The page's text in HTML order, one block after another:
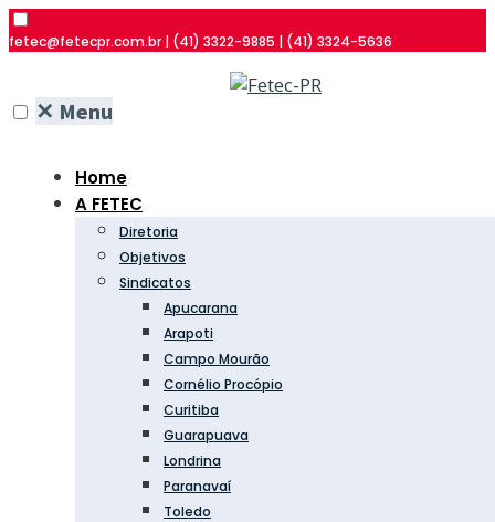
fetec@fetecpr.com.br | (41) 3322-9885 | (41) 3324-5636
✕ Menu
Home
A FETEC
Diretoria
Objetivos
Sindicatos
Apucarana
Arapoti
Campo Mourão
Cornélio Procópio
Curitiba
Guarapuava
Londrina
Paranavaí
Toledo